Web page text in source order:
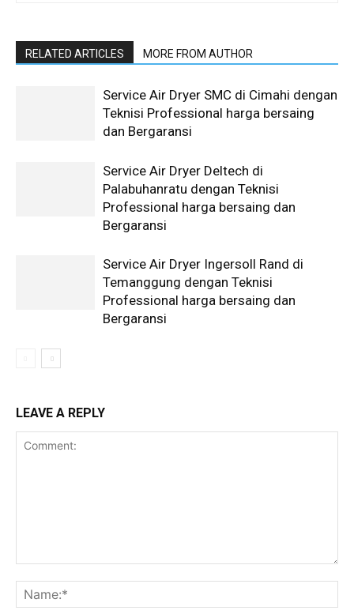
RELATED ARTICLES MORE FROM AUTHOR
Service Air Dryer SMC di Cimahi dengan
Teknisi Professional harga bersaing
dan Bergaransi
Service Air Dryer Deltech di
Palabuhanratu dengan Teknisi
Professional harga bersaing dan
Bergaransi
Service Air Dryer Ingersoll Rand di
Temanggung dengan Teknisi
Professional harga bersaing dan
Bergaransi
LEAVE A REPLY